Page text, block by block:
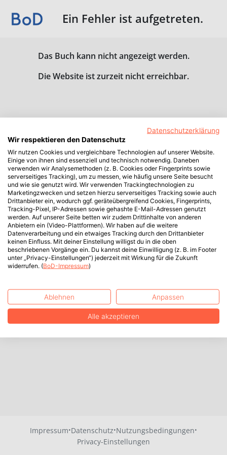
Ein Fehler ist aufgetreten.
Das Buch kann nicht angezeigt werden.
Die Website ist zurzeit nicht erreichbar.
Impressum·Datenschutz·Nutzungsbedingungen·
Privacy-Einstellungen
Datenschutzerklärung
Wir respektieren den Datenschutz
Wir nutzen Cookies und vergleichbare Technologien auf unserer Website.
Einige von ihnen sind essenziell und technisch notwendig. Daneben
verwenden wir Analysemethoden (z. B. Cookies oder Fingerprints sowie
serverseitiges Tracking), um zu messen, wie häufig unsere Seite besucht
und wie sie genutzt wird. Wir verwenden Trackingtechnologien zu
Marketingzwecken und setzen hierzu serverseitiges Tracking sowie auch
Drittanbieter ein, wodurch ggf. geräteübergreifend Cookies, Fingerprints,
Tracking-Pixel, IP-Adressen sowie gehashte E-Mail-Adressen genutzt
werden. Auf unserer Seite betten wir zudem Drittinhalte von anderen
Anbietern ein (Video-Plattformen). Wir haben auf die weitere
Datenverarbeitung und ein etwaiges Tracking durch den Drittanbieter
keinen Einfluss. Mit deiner Einstellung willigst du in die oben
beschriebenen Vorgänge ein. Du kannst deine Einwilligung (z. B. im Footer
unter „Privacy-Einstellungen“) jederzeit mit Wirkung für die Zukunft
widerrufen. (BoD-Impressum)
Ablehnen Anpassen
Alle akzeptieren